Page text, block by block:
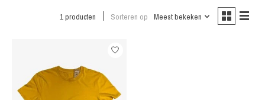
1 producten Sorteren op Meest bekeken